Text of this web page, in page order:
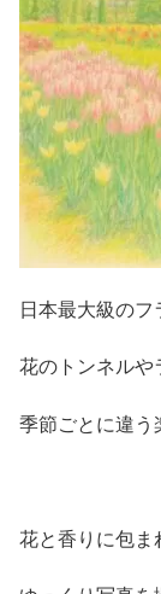
日本最大級のフ
花のトンネルや
季節ごとに違う
花と香りに包ま